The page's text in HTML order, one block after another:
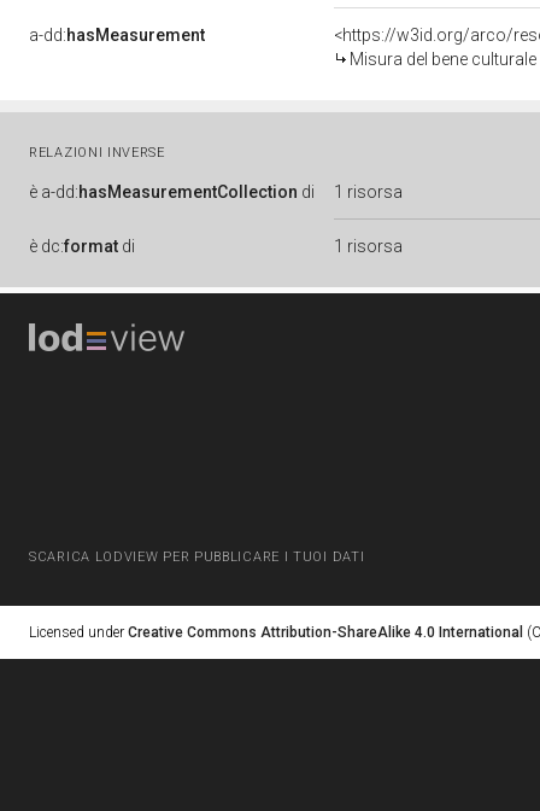
a-dd:hasMeasurement
<https://w3id.org/arco/
Misura del bene
RELAZIONI INVERSE
è a-dd:hasMeasurementCollection di 1 risorsa
è dc:format di 1 risorsa
SCARICA LODVIEW PER PUBBLICARE I TUOI DATI
Licensed under Creative Commons Attribution-ShareAlike 4.0 International